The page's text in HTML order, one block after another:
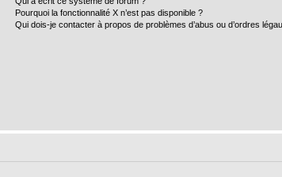
Pourquoi la fonctionnalité X n’est pas disponible ?
Qui dois-je contacter à propos de problèmes d’abus ou d’ordres